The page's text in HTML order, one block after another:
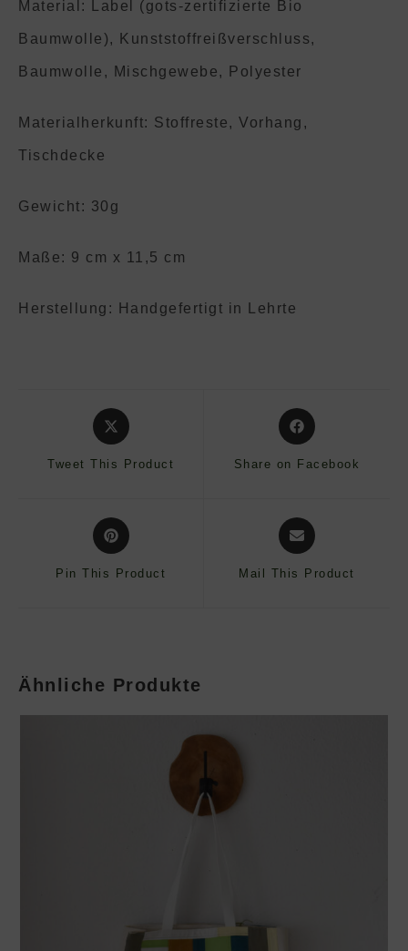
Material: Label (gots-zertifizierte Bio
Baumwolle), Kunststoffreißverschluss,
Baumwolle, Mischgewebe, Polyester
Materialherkunft: Stoffreste, Vorhang,
Tischdecke
Gewicht: 30g
Maße: 9 cm x 11,5 cm
Herstellung: Handgefertigt in Lehrte
Opens
in
Tweet This Product
Opens
in
Share on Facebook
Opens
in
Pin This Product
Opens
in
Mail This Product
Ähnliche Produkte